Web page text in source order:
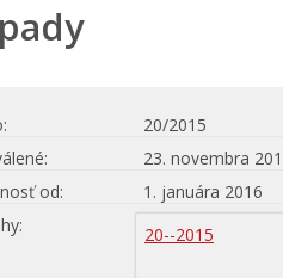
20/2015
23. novembra
od
1. januára 2016
20--2015